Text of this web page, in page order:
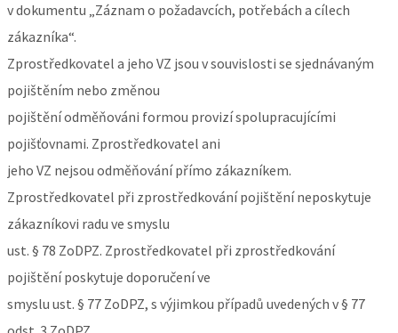
v dokumentu „Záznam o požadavcích, potřebách a cílech
zákazníka“.
Zprostředkovatel a jeho VZ jsou v souvislosti se sjednávaným
pojištěním nebo změnou
pojištění odměňováni formou provizí spolupracujícími
pojišťovnami. Zprostředkovatel ani
jeho VZ nejsou odměňování přímo zákazníkem.
Zprostředkovatel při zprostředkování pojištění neposkytuje
zákazníkovi radu ve smyslu
ust. § 78 ZoDPZ. Zprostředkovatel při zprostředkování
pojištění poskytuje doporučení ve
smyslu ust. § 77 ZoDPZ, s výjimkou případů uvedených v § 77